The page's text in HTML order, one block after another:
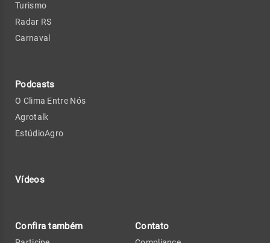
Turismo
Radar RS
Carnaval
Podcasts
O Clima Entre Nós
Agrotalk
EstúdioAgro
Vídeos
Confira também Contato